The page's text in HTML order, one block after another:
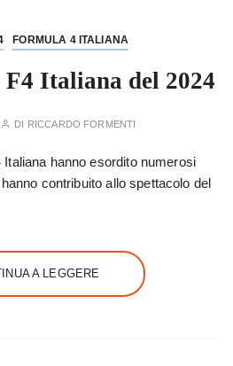
FORMULA 4 ITALIANA
Italiana del 2024
DI RICCARDO FORMENTI
Italiana hanno esordito numerosi
contribuito allo spettacolo del
A LEGGERE